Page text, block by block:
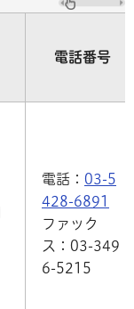
電話番号
電話： 03-5
428-6891
ファック
ス：03-349
6-5215